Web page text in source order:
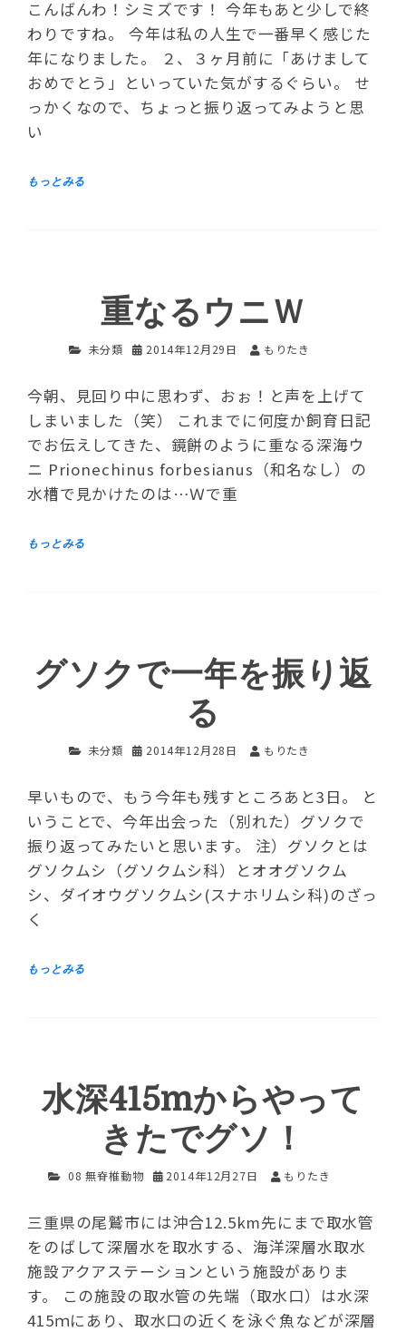
こんばんわ！シミズです！ 今年もあと少しで終
わりですね。 今年は私の人生で一番早く感じた
年になりました。 ２、３ヶ月前に「あけまして
おめでとう」といっていた気がするぐらい。 せ
っかくなので、ちょっと振り返ってみようと思
い
重なるウニＷ
未分類 2014年12月29日 もりたき
今朝、見回り中に思わず、おぉ！と声を上げて
しまいました（笑） これまでに何度か飼育日記
でお伝えしてきた、鏡餅のように重なる深海ウ
ニ Prionechinus forbesianus（和名なし）の
水槽で見かけたのは…Ｗで重
グソクで一年を振り返
る
未分類 2014年12月28日 もりたき
早いもので、もう今年も残すところあと3日。 と
いうことで、今年出会った（別れた）グソクで
振り返ってみたいと思います。 注）グソクとは
グソクムシ（グソクムシ科）とオオグソクム
シ、ダイオウグソクムシ(スナホリムシ科)のざっ
く
水深415mからやって
きたでグソ！
08 無脊椎動物 2014年12月27日 もりたき
三重県の尾鷲市には沖合12.5km先にまで取水管
をのばして深層水を取水する、海洋深層水取水
施設アクアステーションという施設がありま
す。 この施設の取水管の先端（取水口）は水深
415ｍにあり、取水口の近くを泳ぐ魚などが深層